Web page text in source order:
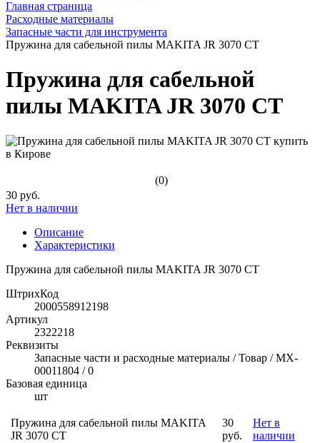
Главная страница
Расходные материалы
Запасные части для инструмента
Пружина для сабельной пилы MAKITA JR 3070 CT
Пружина для сабельной
пилы MAKITA JR 3070 CT
(0)
30 руб.
Нет в наличии
Описание
Характеристики
Пружина для сабельной пилы MAKITA JR 3070 CT
ШтрихКод
2000558912198
Артикул
2322218
Реквизиты
Запасные части и расходные материалы / Товар / MX-
00011804 / 0
Базовая единица
шт
Пружина для сабельной пилы MAKITA
JR 3070 CT
30
руб.
Нет в
наличии